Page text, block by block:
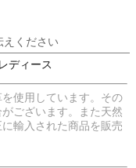
えください
ディース
使用しています。その
ございます。また天然
輸入された商品を販売